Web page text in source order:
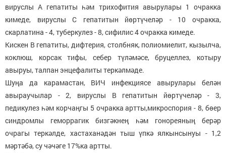
вируслы А гепатиты һәм трихофития авырулары 1 очракка
кимеде, вируслы С гепатитын йөртүчеләр - 10 очракка,
скарлатина - 4, туберкулез - 8, сифилис 4 очракка кимеде.
Кискен В гепатиты, дифтерия, столбняк, полиомиелит, кызылча,
коклюш, корсак тифы, себер түләмәсе, бруцеллез, котыру
авыруы, талпан энцефалиты теркәлмәде.
Шуңа да карамастан, ВИЧ инфекциясе авырулары белән
авыраучылар - 2, вируслы В гепатитын йөртүчеләр - 3,
педикулез һәм корчаңгы 5 очракка артты,микроспория - 8, бөер
синдромлы геморрагик бизгәкнең һәм гонореяның берәр
очрагы теркәлде, хастаханәдән тыш үпкә ялкынсынуы - 1,2
мәртәбә, су чәчәге 17%ка артты.